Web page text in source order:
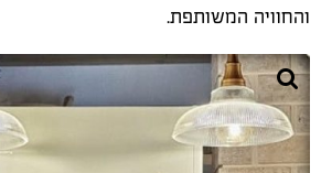
והחוויה המשותפת.